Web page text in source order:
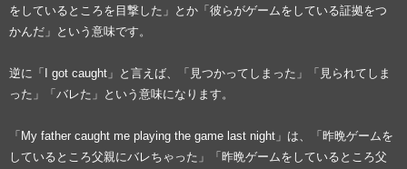
をしているところを目撃した」とか「彼らがゲームをしている証拠をつ
かんだ」という意味です。
逆に「I got caught」と言えば、「見つかってしまった」「見られてしま
った」「バレた」という意味になります。
「My father caught me playing the game last night」は、「昨晩ゲームを
しているところ父親にバレちゃった」「昨晩ゲームをしているところ父